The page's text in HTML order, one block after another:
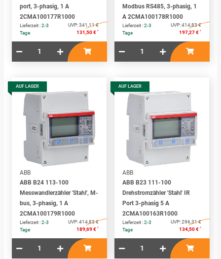
port, 3-phasig, 1 A
2CMA100177R1000
Lieferzeit :2-3
Tage
UVP:341,11 €
131,50 € *
Modbus RS485, 3-phasig, 1
A 2CMA100178R1000
Lieferzeit :2-3
Tage
UVP:414,83 €
197,27 € *
AUF LAGER
ABB
ABB B24 113-100
Messwandlerzähler 'Stahl', M-
bus, 3-phasig, 1 A
2CMA100179R1000
Lieferzeit :2-3
Tage
UVP:414,83 €
189,69 € *
AUF LAGER
ABB
ABB B23 111-100
Drehstromzähler 'Stahl' IR
Port 3-phasig 5 A
2CMA100163R1000
Lieferzeit :2-3
Tage
UVP:296,31 €
134,50 € *